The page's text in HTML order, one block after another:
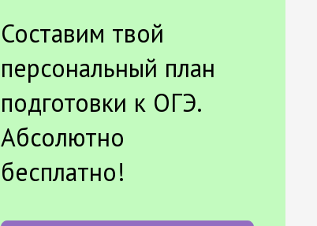
Составим твой
персональный план
подготовки к ОГЭ.
Абсолютно
бесплатно!